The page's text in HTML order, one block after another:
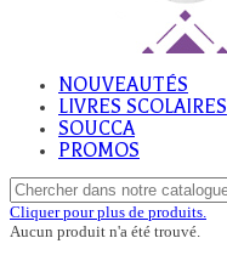
NOUVEAUTÉS
LIVRES SCOLAIRES
SOUCCA
PROMOS
Cliquer pour plus de produits.
Aucun produit n'a été trouvé.